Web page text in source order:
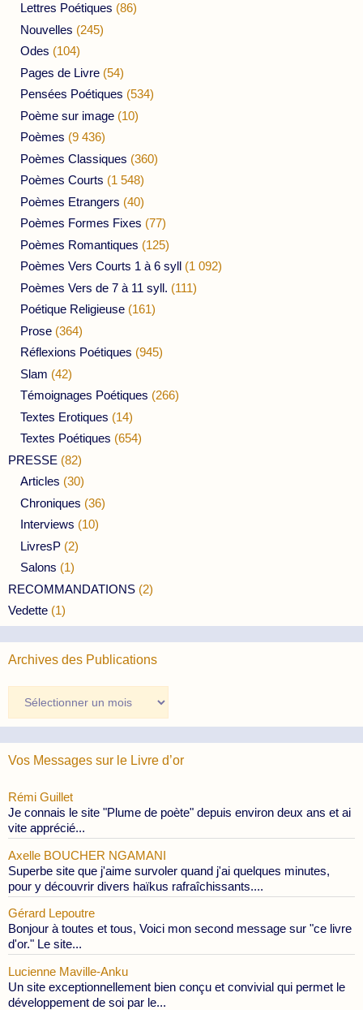
Lettres Poétiques (86)
Nouvelles (245)
Odes (104)
Pages de Livre (54)
Pensées Poétiques (534)
Poème sur image (10)
Poèmes (9 436)
Poèmes Classiques (360)
Poèmes Courts (1 548)
Poèmes Etrangers (40)
Poèmes Formes Fixes (77)
Poèmes Romantiques (125)
Poèmes Vers Courts 1 à 6 syll (1 092)
Poèmes Vers de 7 à 11 syll. (111)
Poétique Religieuse (161)
Prose (364)
Réflexions Poétiques (945)
Slam (42)
Témoignages Poétiques (266)
Textes Erotiques (14)
Textes Poétiques (654)
PRESSE (82)
Articles (30)
Chroniques (36)
Interviews (10)
LivresP (2)
Salons (1)
RECOMMANDATIONS (2)
Vedette (1)
Archives des Publications
des
Publications
Vos Messages sur le Livre d’or
Rémi Guillet
Je connais le site "Plume de poète" depuis environ deux ans et ai
vite apprécié...
Axelle BOUCHER NGAMANI
Superbe site que j'aime survoler quand j'ai quelques minutes,
pour y découvrir divers haïkus rafraîchissants....
Gérard Lepoutre
Bonjour à toutes et tous, Voici mon second message sur "ce livre
d'or." Le site...
Lucienne Maville-Anku
Un site exceptionnellement bien conçu et convivial qui permet le
développement de soi par le...